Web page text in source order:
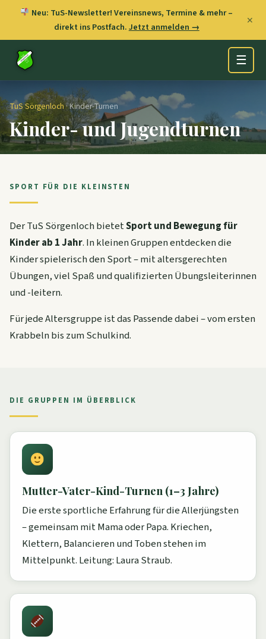
Neu: TuS-Newsletter! Vereinsnews, Termine & mehr –
direkt ins Postfach.Jetzt anmelden →
✕
☰
TuS Sörgenloch· Kinder-Turnen
Kinder- und Jugendturnen
SPORT FÜR DIE KLEINSTEN
Der TuS Sörgenloch bietetSport und Bewegung für
Kinder ab 1 Jahr. In kleinen Gruppen entdecken die
Kinder spielerisch den Sport – mit altersgerechten
Übungen, viel Spaß und qualifizierten Übungsleiterinnen
und -leitern.
Für jede Altersgruppe ist das Passende dabei – vom ersten
Krabbeln bis zum Schulkind.
DIE GRUPPEN IM ÜBERBLICK
Mutter-Vater-Kind-Turnen (1–3 Jahre)
Die erste sportliche Erfahrung für die Allerjüngsten
– gemeinsam mit Mama oder Papa. Kriechen,
Klettern, Balancieren und Toben stehen im
Mittelpunkt. Leitung: Laura Straub.